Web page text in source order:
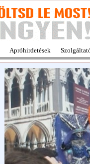
Apróhirdetések